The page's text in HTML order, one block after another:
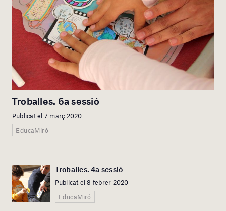
Troballes. 6a sessió
Publicat el 7 març 2020
EducaMiró
Troballes. 4a sessió
Publicat el 8 febrer 2020
EducaMiró